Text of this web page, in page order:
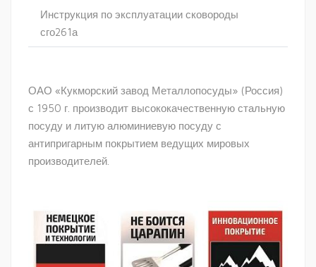
Инструкция по эксплуатации сковороды
сго261а
ОАО «Кукморский завод Металлопосуды» (Россия)
с 1950 г. производит высококачественную стальную
посуду и литую алюминиевую посуду с
антипригарным покрытием ведущих мировых
производителей.